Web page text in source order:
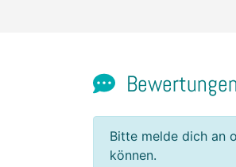
Bewertungen
Bitte melde dich an
können.